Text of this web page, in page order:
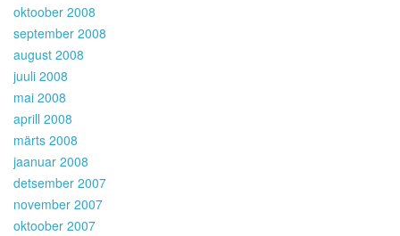
oktoober 2008
september 2008
august 2008
juuli 2008
mai 2008
aprill 2008
märts 2008
jaanuar 2008
detsember 2007
november 2007
oktoober 2007